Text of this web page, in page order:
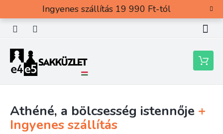
tartalomhoz
Ingyenes szállítás 19 990 Ft-tól
Kosár
Athéné, a bölcsesség istennője +
Ingyenes szállítás